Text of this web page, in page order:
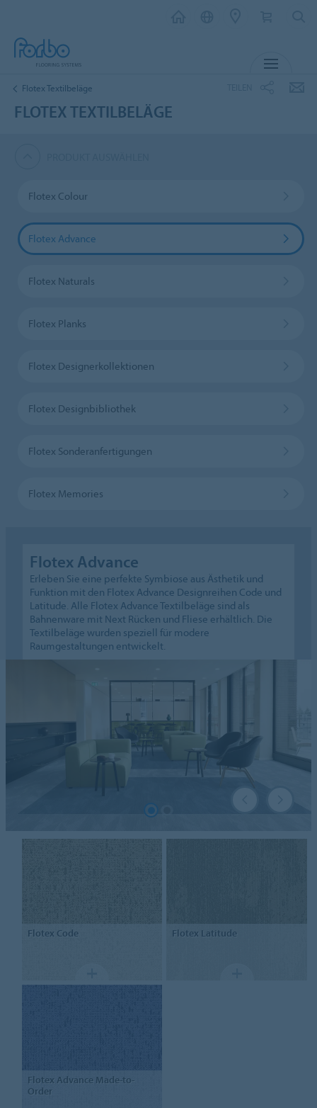
Flotex Textilbeläge
FLOTEX TEXTILBELÄGE
Flotex Colour
Flotex Advance
Flotex Naturals
Flotex Planks
Flotex Designerkollektionen
Flotex Designbibliothek
Flotex Sonderanfertigungen
Flotex Memories
Flotex Advance
Erleben Sie eine perfekte Symbiose aus Ästhetik und
Funktion mit den Flotex Advance Designreihen Code und
Latitude. Alle Flotex Advance Textilbeläge sind als
Bahnenware mit Next Rücken und Fliese erhältlich. Die
Textilbeläge wurden speziell für modere
Raumgestaltungen entwickelt.
Flotex Code Flotex Latitude
Flotex AdvanceMade-to-
Order